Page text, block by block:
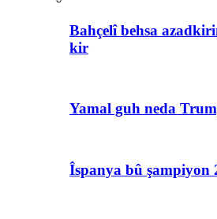
Bahçelî behsa
kir
Yamal guh neda
Îspanya bû şampiyon